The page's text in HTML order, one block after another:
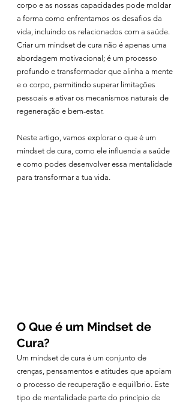
corpo e as nossas capacidades pode moldar
a forma como enfrentamos os desafios da
vida, incluindo os relacionados com a saúde.
Criar um mindset de cura não é apenas uma
abordagem motivacional; é um processo
profundo e transformador que alinha a mente
e o corpo, permitindo superar limitações
pessoais e ativar os mecanismos naturais de
regeneração e bem-estar.
Neste artigo, vamos explorar o que é um
mindset de cura, como ele influencia a saúde
e como podes desenvolver essa mentalidade
para transformar a tua vida.
O Que é um Mindset de
Cura?
Um mindset de cura é um conjunto de
crenças, pensamentos e atitudes que apoiam
o processo de recuperação e equilíbrio. Este
tipo de mentalidade parte do princípio de